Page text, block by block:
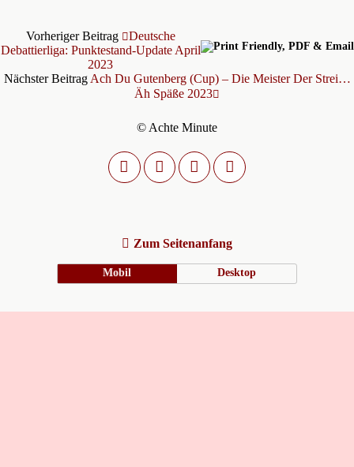
Vorheriger Beitrag
Deutsche
Debattierliga: Punktestand-Update April
2023
Nächster Beitrag Ach Du Gutenberg (Cup) – Die Meister Der Strei…
Äh Späße 2023
© Achte Minute
Zum Seitenanfang
Mobil Desktop